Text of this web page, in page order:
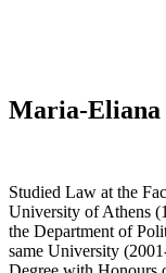
Maria-Eliana
Studied Law at the
University of Athens
the Department of
same University